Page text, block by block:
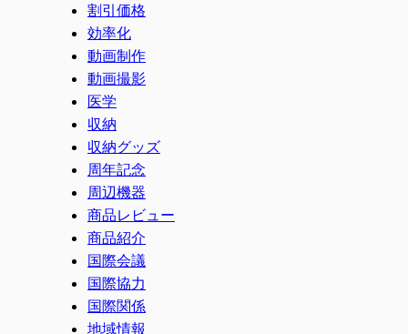
割引価格
効率化
動画制作
動画撮影
医学
収納
収納グッズ
周年記念
周辺機器
商品レビュー
商品紹介
国際会議
国際協力
国際関係
地域情報